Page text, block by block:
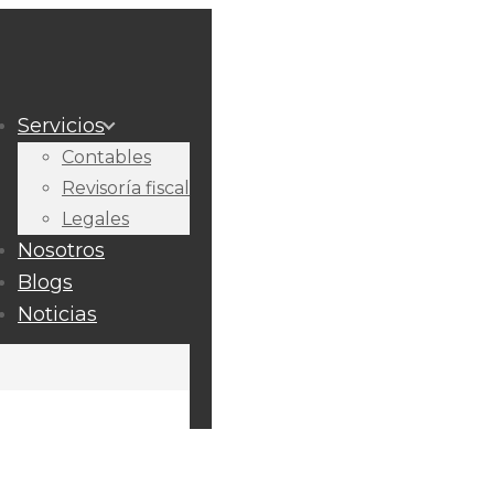
Servicios
Contables
Revisoría fiscal
Legales
Nosotros
Blogs
Noticias